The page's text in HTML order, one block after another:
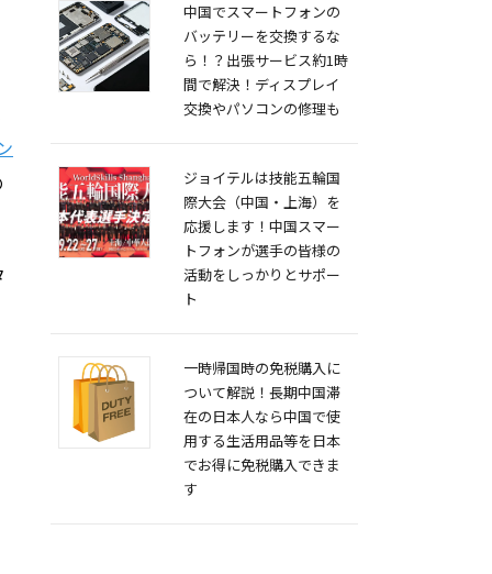
中国でスマートフォンの
バッテリーを交換するな
ら！？出張サービス約1時
間で解決！ディスプレイ
交換やパソコンの修理も
ジョイテルは技能五輪国
際大会（中国・上海）を
応援します！中国スマー
トフォンが選手の皆様の
活動をしっかりとサポー
ト
一時帰国時の免税購入に
ついて解説！長期中国滞
在の日本人なら中国で使
用する生活用品等を日本
でお得に免税購入できま
す